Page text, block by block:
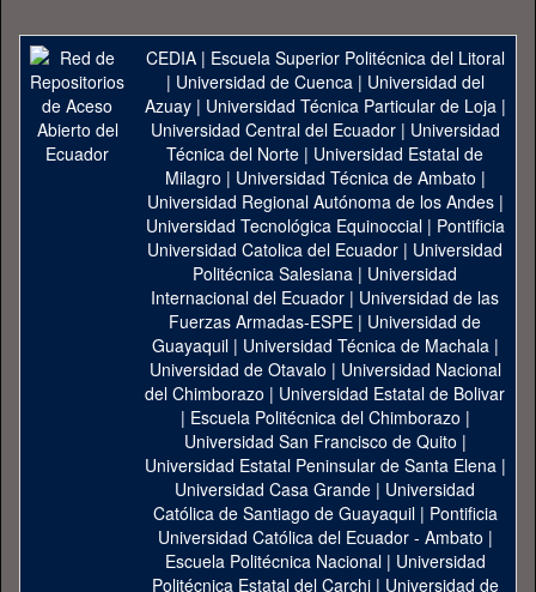
CEDIA| Escuela Superior Politécnica del Litoral
| Universidad de Cuenca| Universidad del
Azuay| Universidad Técnica Particular de Loja|
Universidad Central del Ecuador| Universidad
Técnica del Norte | Universidad Estatal de
Milagro | Universidad Técnica de Ambato |
Universidad Regional Autónoma de los Andes|
Universidad Tecnológica Equinoccial| Pontificia
Universidad Catolica del Ecuador | Universidad
Politécnica Salesiana | Universidad
Internacional del Ecuador | Universidad de las
Fuerzas Armadas-ESPE | Universidad de
Guayaquil| Universidad Técnica de Machala|
Universidad de Otavalo | Universidad Nacional
del Chimborazo | Universidad Estatal de Bolivar
| Escuela Politécnica del Chimborazo |
Universidad San Francisco de Quito |
Universidad Estatal Peninsular de Santa Elena|
Universidad Casa Grande | Universidad
Católica de Santiago de Guayaquil| Pontificia
Universidad Católica del Ecuador - Ambato |
Escuela Politécnica Nacional| Universidad
Politécnica Estatal del Carchi| Universidad de